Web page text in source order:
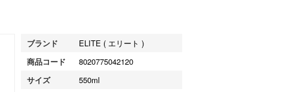
ブランド
ELITE ( エリート )
商品コード
8020775042120
サイズ
550ml